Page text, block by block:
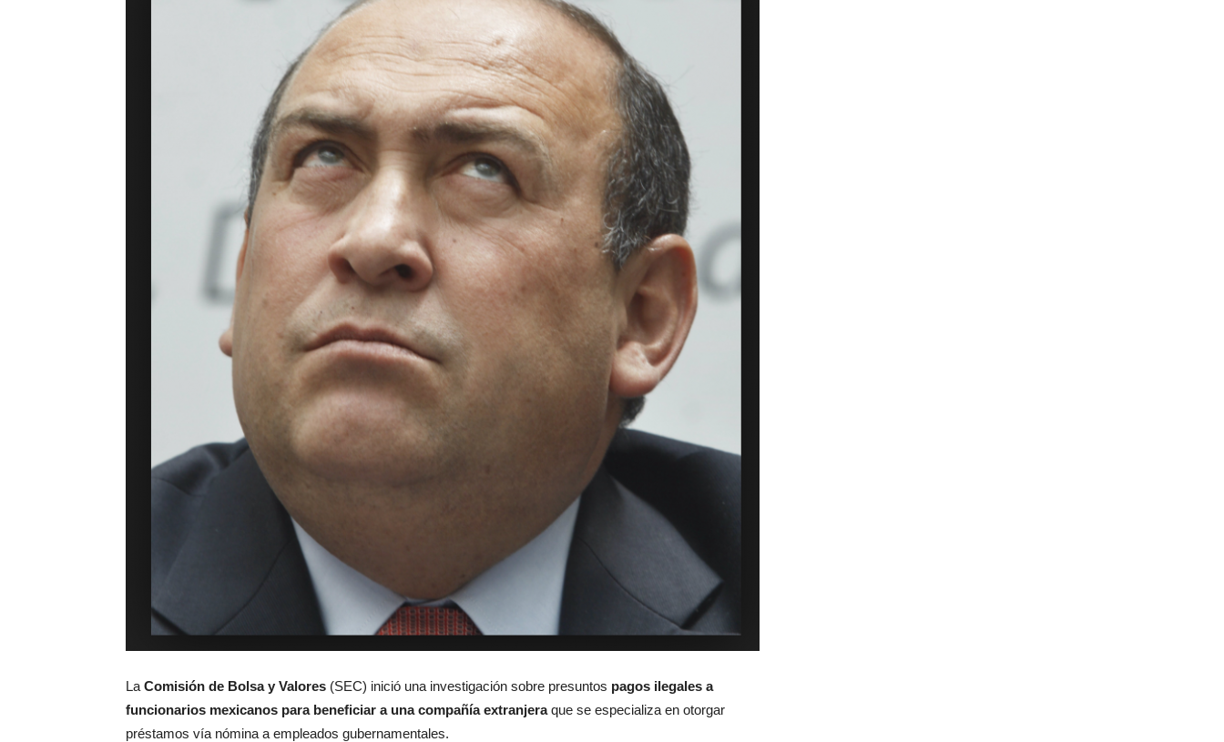
La Comisión de Bolsa y Valores (SEC) inició una investigación sobre presuntos pagos ilegales a
funcionarios mexicanos para beneficiar a una compañía extranjeraque se especializa en otorgar
préstamos vía nómina a empleados gubernamentales.